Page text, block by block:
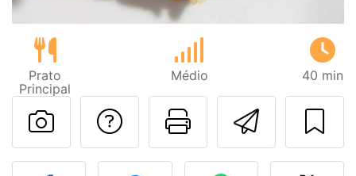
Prato
Principal
Médio 40 min
Imprima
Falar com o autor
Fez esta receita?